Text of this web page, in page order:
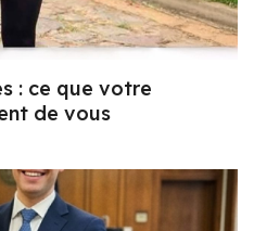
: ce que votre
de vous